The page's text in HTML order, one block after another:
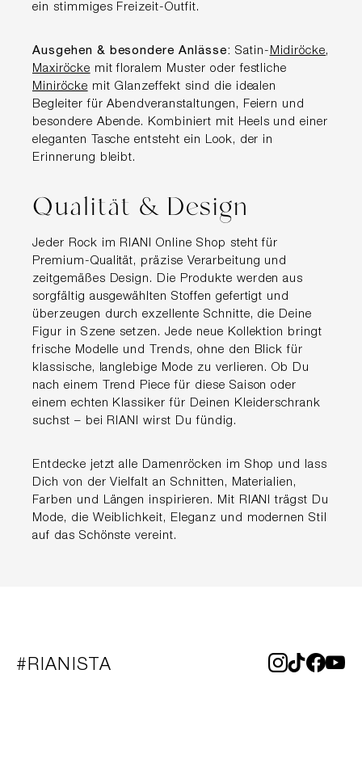
ein stimmiges Freizeit-Outfit.
Ausgehen & besondere Anlässe: Satin- Midiröcke,
Maxiröcke mit floralem Muster oder festliche
Miniröcke mit Glanzeffekt sind die idealen
Begleiter für Abendveranstaltungen, Feiern und
besondere Abende. Kombiniert mit Heels und einer
eleganten Tasche entsteht ein Look, der in
Erinnerung bleibt.
Qualität & Design
Jeder Rock im RIANI Online Shop steht für
Premium-Qualität, präzise Verarbeitung und
zeitgemäßes Design. Die Produkte werden aus
sorgfältig ausgewählten Stoffen gefertigt und
überzeugen durch exzellente Schnitte, die Deine
Figur in Szene setzen. Jede neue Kollektion bringt
frische Modelle und Trends, ohne den Blick für
klassische, langlebige Mode zu verlieren. Ob Du
nach einem Trend Piece für diese Saison oder
einem echten Klassiker für Deinen Kleiderschrank
suchst – bei RIANI wirst Du fündig.
Entdecke jetzt alle Damenröcken im Shop und lass
Dich von der Vielfalt an Schnitten, Materialien,
Farben und Längen inspirieren. Mit RIANI trägst Du
Mode, die Weiblichkeit, Eleganz und modernen Stil
auf das Schönste vereint.
#RIANISTA